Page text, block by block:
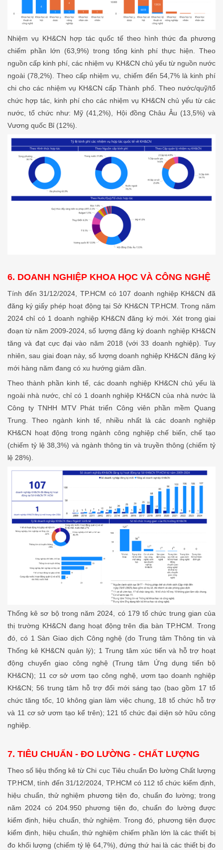
Nhiệm vụ KH&CN hợp tác quốc tế theo hình thức đa phương
chiếm phần lớn (63,9%) trong tổng kinh phí thực hiện. Theo
nguồn cấp kinh phí, các nhiệm vụ KH&CN chủ yếu từ nguồn nước
ngoài (78,2%). Theo cấp nhiệm vụ, chiếm đến 54,7% là kinh phí
chi cho các nhiệm vụ KH&CN cấp Thành phố. Theo nước/quỹ/tổ
chức hợp tác, kinh phí cho các nhiệm vụ KH&CN chủ yếu từ các
nước, tổ chức như: Mỹ (41,2%), Hội đồng Châu Âu (13,5%) và
Vương quốc Bỉ (12%).
6. DOANH NGHIỆP KHOA HỌC VÀ CÔNG NGHỆ
Tính đến 31/12/2024, TP.HCM có 107 doanh nghiệp KH&CN đã
đăng ký giấy phép hoạt động tại Sở KH&CN TP.HCM. Trong năm
2024 chỉ có 1 doanh nghiệp KH&CN đăng ký mới. Xét trong giai
đoạn từ năm 2009-2024, số lượng đăng ký doanh nghiệp KH&CN
tăng và đạt cực đại vào năm 2018 (với 33 doanh nghiệp). Tuy
nhiên, sau giai đoạn này, số lượng doanh nghiệp KH&CN đăng ký
mới hàng năm đang có xu hướng giảm dần.
Theo thành phần kinh tế, các doanh nghiệp KH&CN chủ yếu là
ngoài nhà nước, chỉ có 1 doanh nghiệp KH&CN của nhà nước là
Công ty TNHH MTV Phát triển Công viên phần mềm Quang
Trung. Theo ngành kinh tế, nhiều nhất là các doanh nghiệp
KH&CN hoạt động trong ngành công nghiệp chế biến, chế tạo
(chiếm tỷ lệ 38,3%) và ngành thông tin và truyền thông (chiếm tỷ
lệ 28%).
Thống kê sơ bộ trong năm 2024, có 179 tổ chức trung gian của
thị trường KH&CN đang hoạt động trên địa bàn TP.HCM. Trong
đó, có 1 Sàn Giao dịch Công nghệ (do Trung tâm Thông tin và
Thống kê KH&CN quản lý); 1 Trung tâm xúc tiến và hỗ trợ hoạt
động chuyển giao công nghệ (Trung tâm Ứng dụng tiến bộ
KH&CN); 11 cơ sở ươm tạo công nghệ, ươm tạo doanh nghiệp
KH&CN; 56 trung tâm hỗ trợ đổi mới sáng tạo (bao gồm 17 tổ
chức tăng tốc, 10 không gian làm việc chung, 18 tổ chức hỗ trợ
và 11 cơ sở ươm tạo kể trên); 121 tổ chức đại diện sở hữu công
nghiệp.
7. TIÊU CHUẨN - ĐO LƯỜNG - CHẤT LƯỢNG
Theo số liệu thống kê từ Chi cục Tiêu chuẩn Đo lường Chất lượng
TP.HCM, tính đến 31/12/2024, TP.HCM có 112 tổ chức kiểm định,
hiệu chuẩn, thử nghiệm phương tiện đo, chuẩn đo lường; trong
năm 2024 có 204.950 phương tiện đo, chuẩn đo lường được
kiểm định, hiệu chuẩn, thử nghiệm. Trong đó, phương tiện được
kiểm định, hiệu chuẩn, thử nghiệm chiếm phần lớn là các thiết bị
đo khối lượng (chiếm tỷ lệ 64,7%), đứng thứ hai là các thiết bị đo